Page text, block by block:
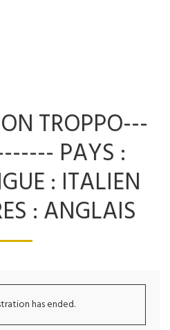
TROPPO---
PAYS :
: ITALIEN
: ANGLAIS
has ended.